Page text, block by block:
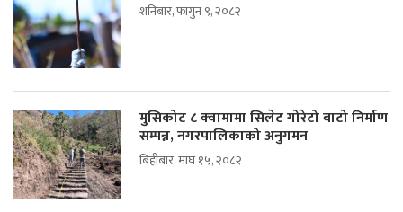
शनिबार, फागुन ९, २०८२
मुसिकोट ८ क्वामामा सिलेट गोरेटो बाटो निर्माण
सम्पन्न, नगरपालिकाको अनुगमन
बिहीबार, माघ १५, २०८२